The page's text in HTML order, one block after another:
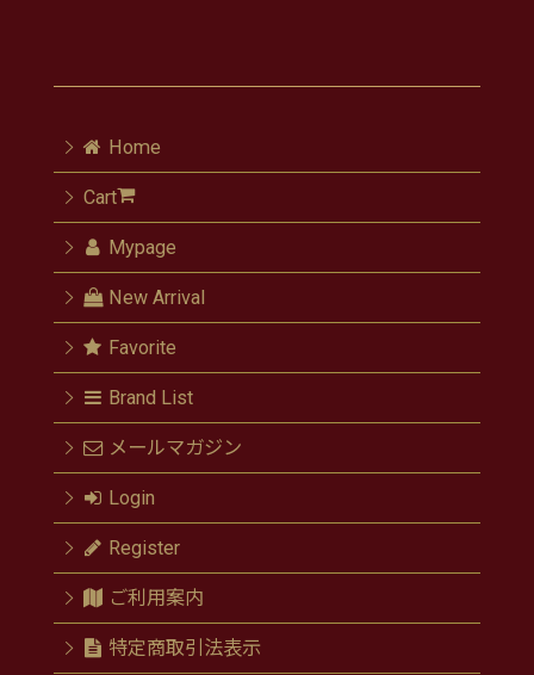
Home
Cart
Mypage
New Arrival
Favorite
Brand List
メールマガジン
Login
Register
ご利用案内
特定商取引法表示